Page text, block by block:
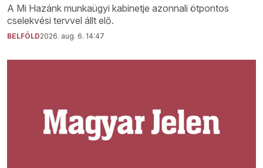
A Mi Hazánk munkaügyi kabinetje azonnali ötpontos
cselekvési tervvel állt elő.
BELFÖLD2026. aug. 6. 14:47